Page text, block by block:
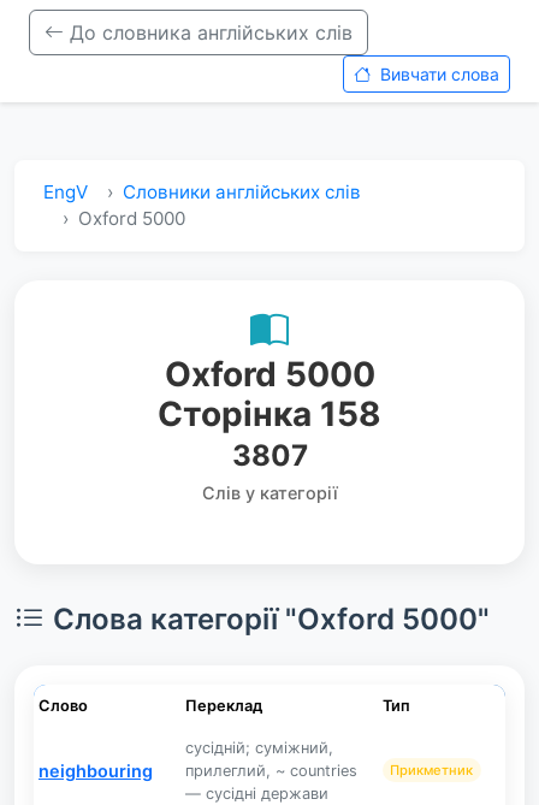
До словника англійських слів
Вивчати слова
EngV
Словники англійських слів
Oxford 5000
Oxford 5000
Сторінка 158
3807
Слів у категорії
Слова категорії "Oxford 5000"
Слово Переклад Тип
neighbouring
сусідній; суміжний,
прилеглий, ~ countries
— сусідні держави
Прикметник